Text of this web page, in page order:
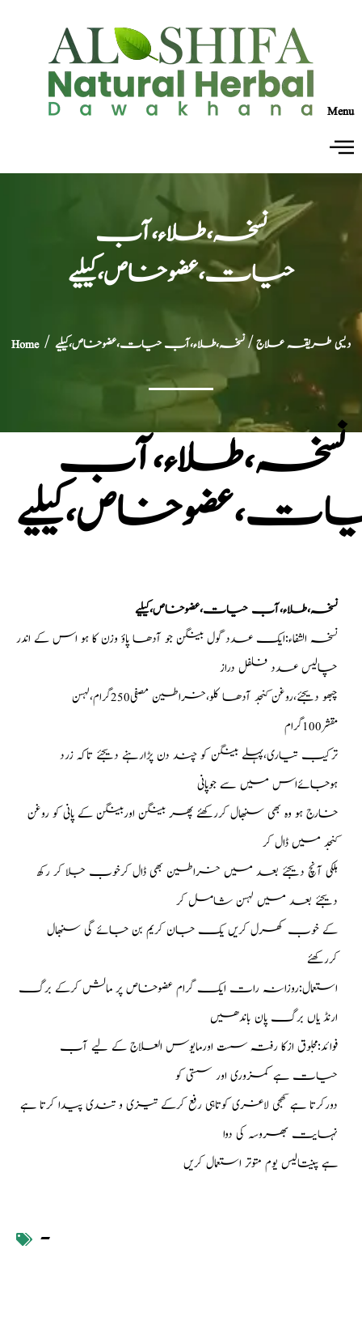
Menu
نسخہ،طلاء،آب
حیات،عضوخاص،کیلیے
Home/ دیسی طریقہ علاج/ نسخہ،طلاء،آب حیات،عضوخاص،کیلیے
نسخہ،طلاء،آب
نسخہ،طلاء،آب حیات،عضوخاص،کیلیے
نسخہ الشفاء:ایک عدد گول بینگن جو آدھا پاؤ وزن کا ہو اس کے اندر
چالیس عدد فلفل دراز
چبھو دیجئے،روغن کنجد آدھا کلو،خراطین مصفی250گرام،لہسن
مقشر100گرام
ترکیب تیاری،پہلے بینگن کو چند دن پڑارہنے دیجئے تاکہ زرد
ہوجائےاس میں سے جوپانی
خارج ہو وہ بھی سنبھال کررکھئے پھر بینگن اوربینگن کے پانی کو روغن
کنجد میں ڈال کر
ہلکی آنچ دیجئے بعد میں خراطین بھی ڈال کرخوب جلا کر رکھ
دیجئے بعد میں لہسن شامل کر
کے خوب کھرل کریں یک جان کریم بن جائے گی سنبھال
کررکھئے
استعمال:روزانہ رات ایک گرام عضوخاص پر مالش کرکے برگ
ارنڈ یاں برگ پان باندھیں
فوائد:مجلوق ازکا رفتہ سست اورمایوس العلاج کے لیے آب
حیات ہے کمزوری اور سستی کو
دورکرتا ہے کھجی لاغری کوتاہی رفع کرکے تیزی و تندی پیدا کرتا ہے
نہایت بھروسہ کی دوا
ہے پینتالیس یوم متوتر استعمال کریں
-